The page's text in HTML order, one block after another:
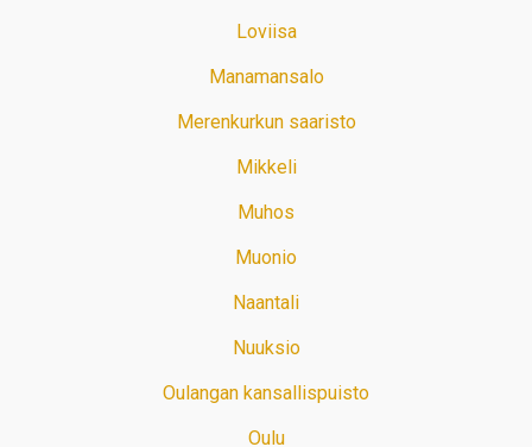
Loviisa
Manamansalo
Merenkurkun saaristo
Mikkeli
Muhos
Muonio
Naantali
Nuuksio
Oulangan kansallispuisto
Oulu